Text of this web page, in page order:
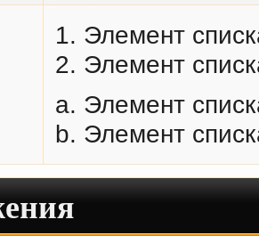
Элемент
Элемент
Элемент
Элемент